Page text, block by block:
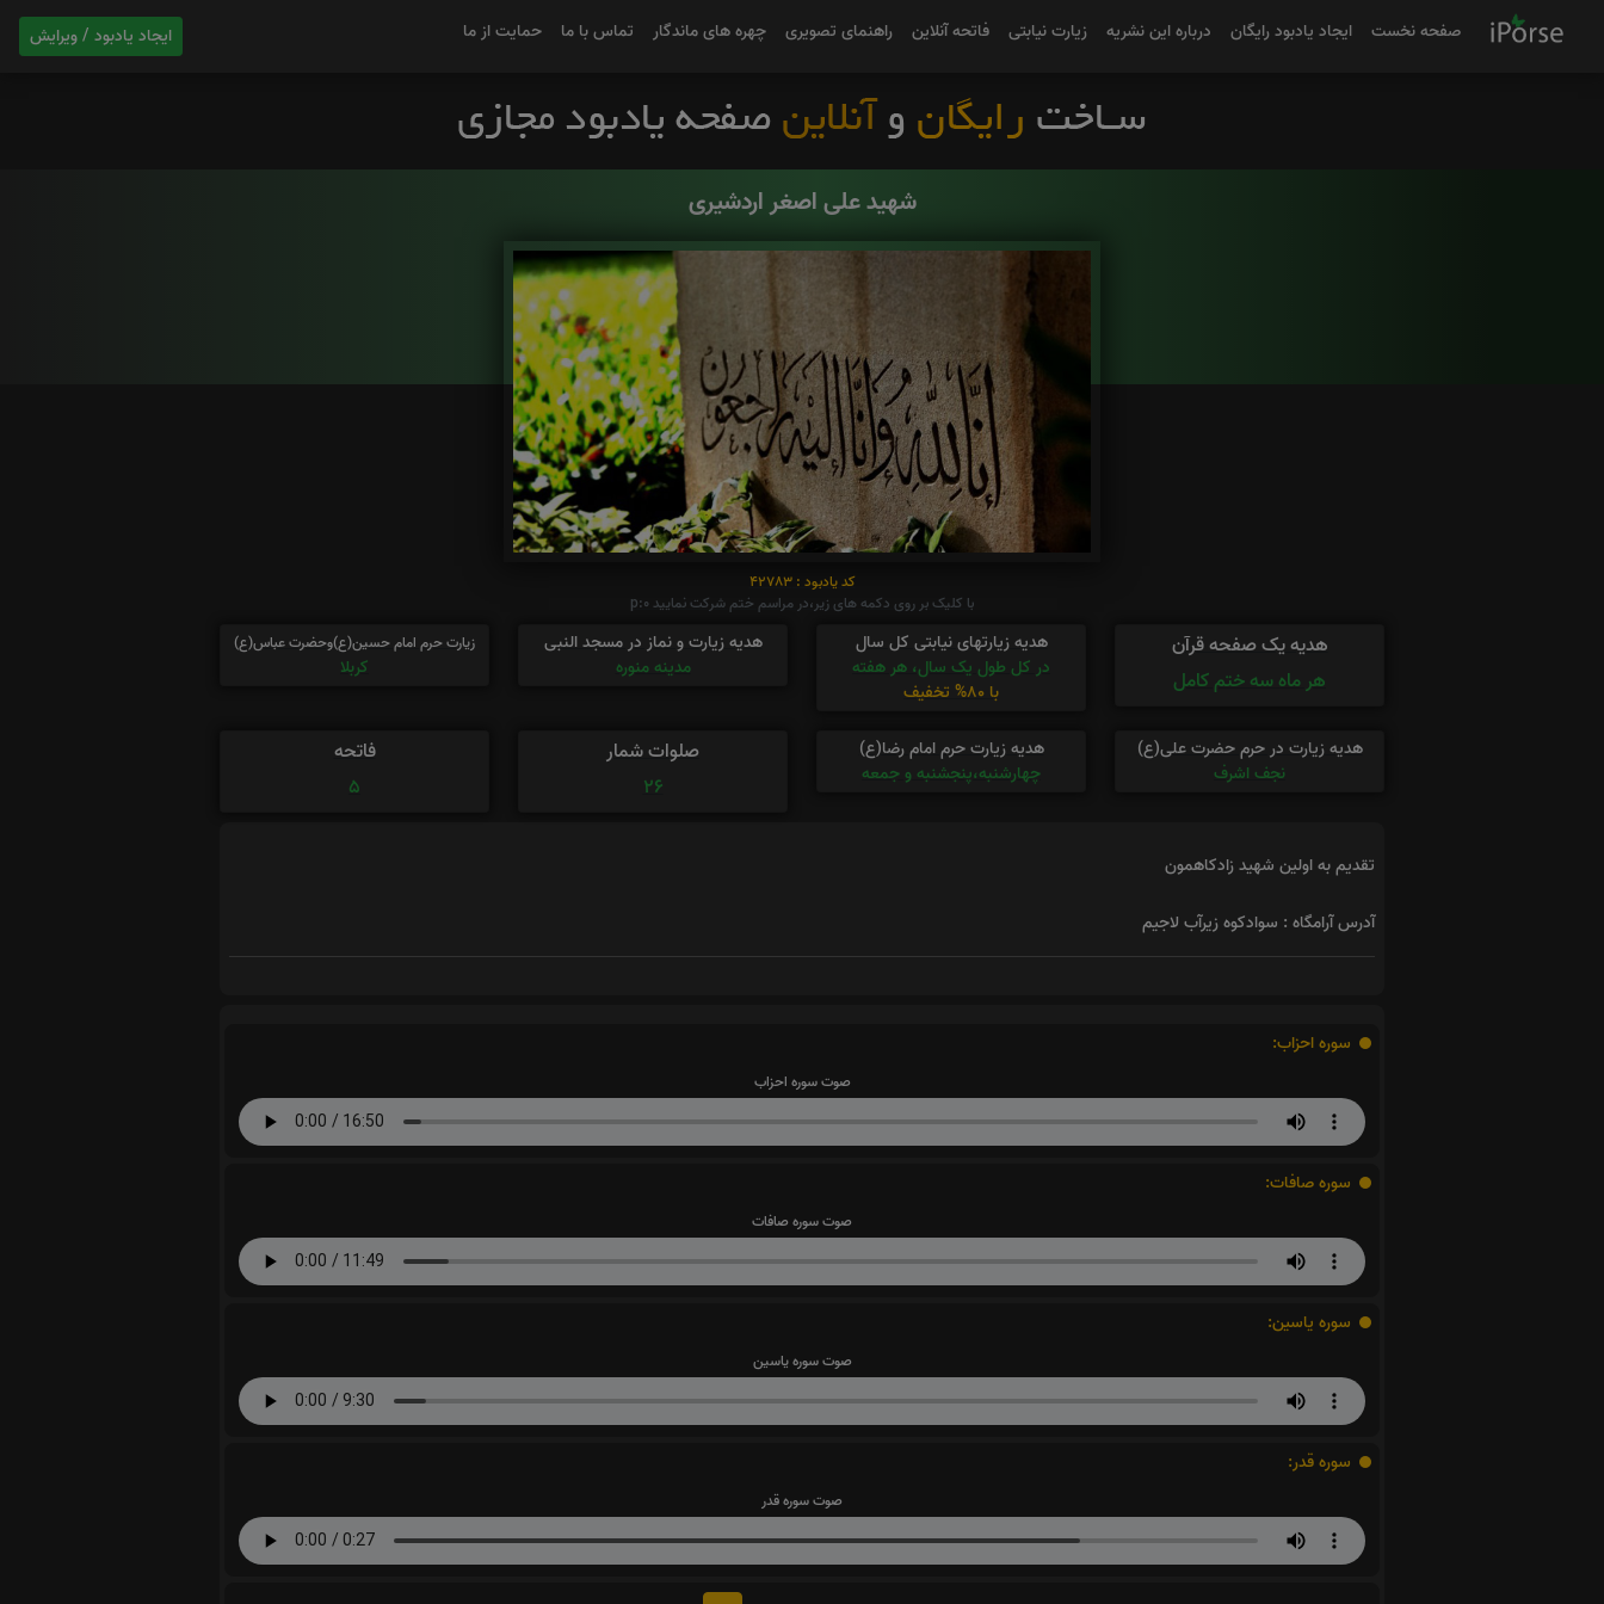
ایجاد یادبود / ویرایش صفحه نخست ایجاد یادبود رایگان درباره این نشریه زیارت نیابتی فاتحه آنلاین راهنمای تصویری چهره های ماندگار تماس با ما حمایت از ما
شهید علی اصغر اردشیری
کد یادبود : 42783
با کلیک بر روی دکمه های زیر،در مراسم ختم شرکت نمایید p:0
هدیه یک صفحه قرآن
هر ماه سه ختم کامل
هدیه زیارتهای نیابتی کل سال
در کل طول یک سال، هر هفته
با 80% تخفیف
هدیه زیارت و نماز در مسجد النبی
مدینه منوره
زیارت حرم امام حسین(ع)وحضرت عباس(ع)
کربلا
هدیه زیارت در حرم حضرت علی(ع)
نجف اشرف
هدیه زیارت حرم امام رضا(ع)
چهارشنبه،پنجشنبه و جمعه
صلوات شمار
26
فاتحه
5
تقدیم به اولین شهید زادکاهمون
آدرس آرامگاه : سوادکوه زیرآب لاجیم
سوره احزاب:
صوت سوره احزاب
سوره صافات:
صوت سوره صافات
سوره یاسین:
صوت سوره یاسین
سوره قدر:
صوت سوره قدر